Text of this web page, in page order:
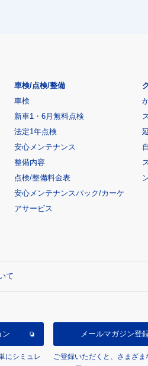
車検/点検/整備
車検
新車1・6月無料点検
法定1年点検
安心メンテナンス
整備内容
点検/整備料金表
安心メンテナンスパック/カーケ
アサービス
て
ン
にシミュレ
メールマガジン登
ご登録いただくと、さまざま